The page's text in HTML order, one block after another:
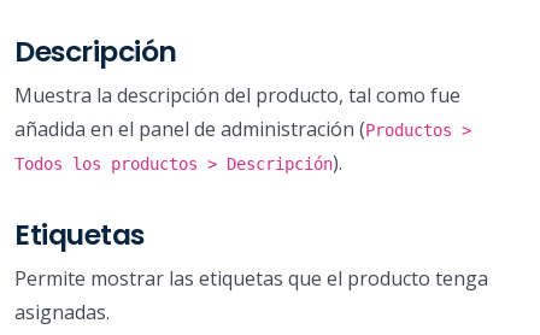
Descripción
Muestra la descripción del producto, tal como fue
añadida en el panel de administración (Productos >
Todos los productos > Descripción).
Etiquetas
Permite mostrar las etiquetas que el producto tenga
asignadas.